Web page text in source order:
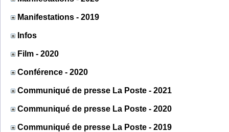
Manifestations - 2019
Infos
Film - 2020
Conférence - 2020
Communiqué de presse La Poste - 2021
Communiqué de presse La Poste - 2020
Communiqué de presse La Poste - 2019